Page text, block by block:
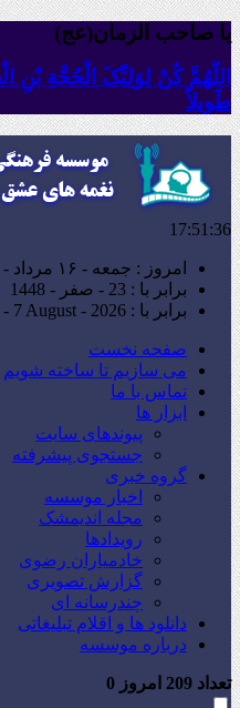
یا صاحب الزمان(عج)
اللّهُمَّ کُنْ لِوَلِیِّکَ الْحُجَّةِ بْنِ
طَویلاً
17:51:37
امروز : جمعه - ۱۶ مرداد - ۱۴۰۵
برابر با : 23 - صفر - 1448
برابر با : Friday - 7 August - 2026
صفحه نخست
می سازیم تا ساخته شویم
تماس با ما
ابزار ها
پیوندهای سایت
جستجوی پیشرفته
گروه خبری
اخبار موسسه
مجله اندیمشک
رویدادها
خادمیاران رضوی
گزارش تصویری
چندرسانه ای
دانلود ها و اقلام تبلیغاتی
درباره موسسه
تعداد امروز 0